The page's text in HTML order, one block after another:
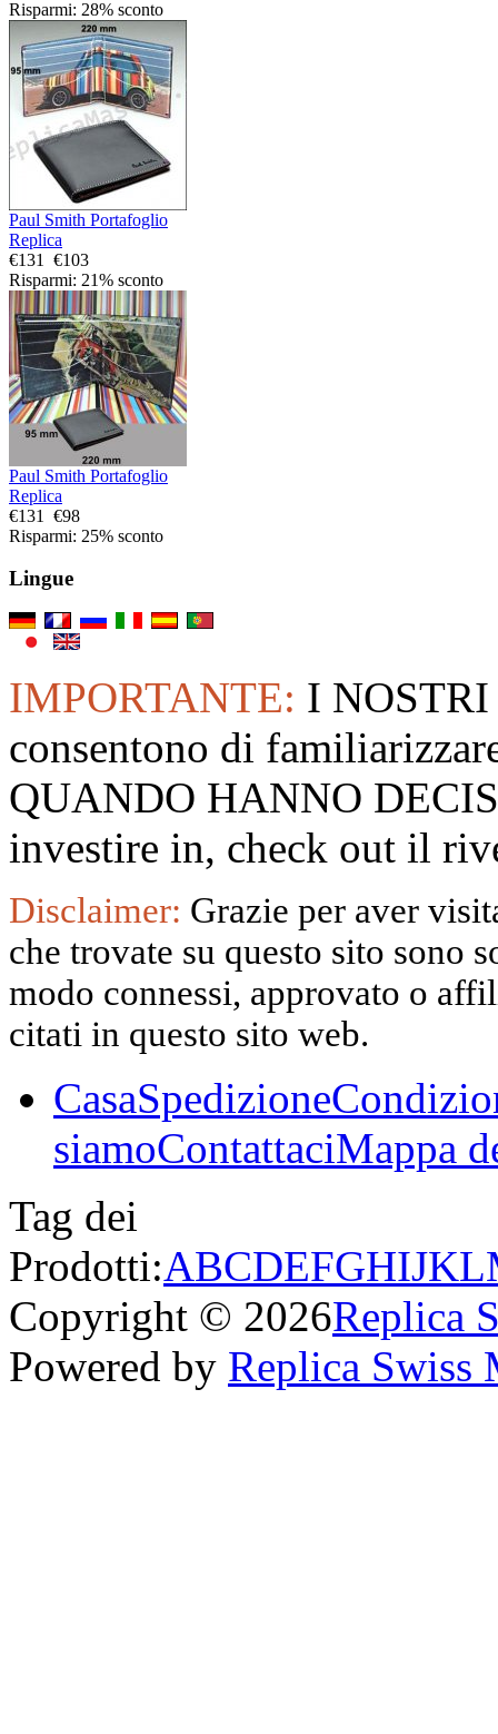
Risparmi: 28% sconto
Paul Smith Portafoglio
Replica
€131
€103
Risparmi: 21% sconto
Paul Smith Portafoglio
Replica
€131
€98
Risparmi: 25% sconto
Lingue
IMPORTANTE: I
consentono di
QUANDO HANNO
investire in, check out il
Disclaimer: Grazie per aver
che trovate su questo sito sono
modo connessi, approvato o
citati in questo sito web.
CasaSpedizione
siamoContattaciMappa
Tag dei
Prodotti:ABCDEFGHIJKL
Copyright © 2026Replica
Powered by Replica Swiss